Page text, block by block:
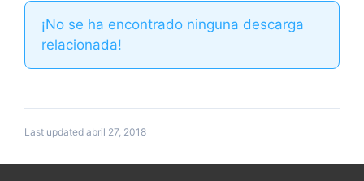
¡No se ha encontrado ninguna descarga
relacionada!
Last updated abril 27, 2018